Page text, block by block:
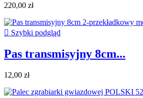
220,00 zł
 Szybki podgląd
Pas transmisyjny 8cm...
12,00 zł